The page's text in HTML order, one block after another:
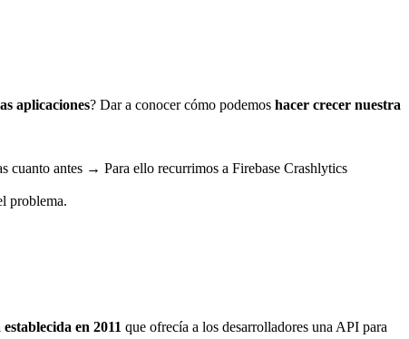
aplicaciones? Dar a conocer cómo podemos hacer crecer nuestra
cuanto antes → Para ello recurrimos a Firebase Crashlytics
problema.
en 2011 que ofrecía a los desarrolladores una API para